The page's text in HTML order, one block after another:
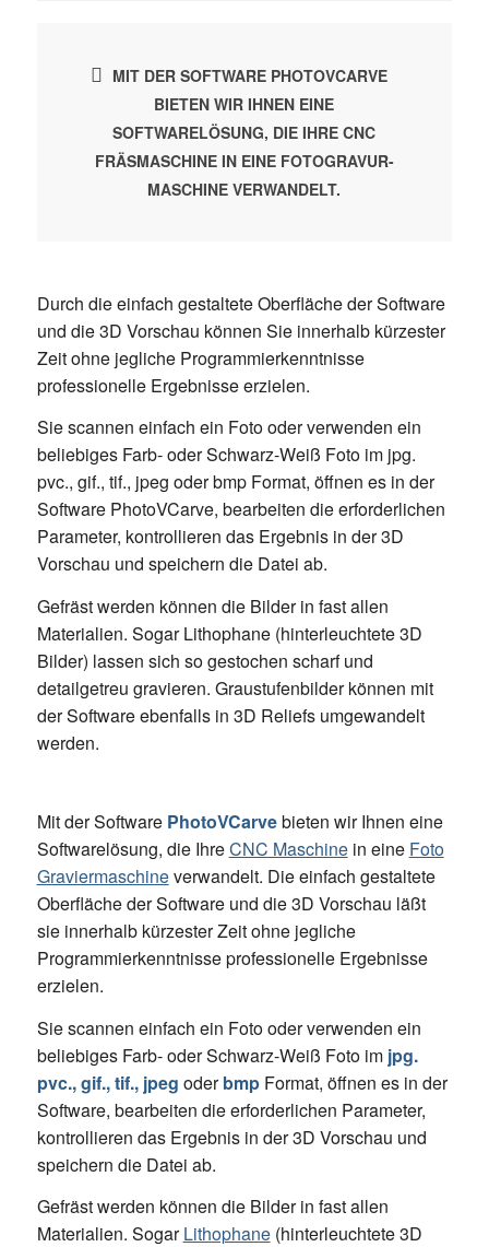
MIT DER SOFTWARE PHOTOVCARVE
BIETEN WIR IHNEN EINE
SOFTWARELÖSUNG, DIE IHRE CNC
FRÄSMASCHINE IN EINE FOTOGRAVUR-
MASCHINE VERWANDELT.
Durch die einfach gestaltete Oberfläche der Software
und die 3D Vorschau können Sie innerhalb kürzester
Zeit ohne jegliche Programmierkenntnisse
professionelle Ergebnisse erzielen.
Sie scannen einfach ein Foto oder verwenden ein
beliebiges Farb- oder Schwarz-Weiß Foto im jpg.
pvc., gif., tif., jpeg oder bmp Format, öffnen es in der
Software PhotoVCarve, bearbeiten die erforderlichen
Parameter, kontrollieren das Ergebnis in der 3D
Vorschau und speichern die Datei ab.
Gefräst werden können die Bilder in fast allen
Materialien. Sogar Lithophane (hinterleuchtete 3D
Bilder) lassen sich so gestochen scharf und
detailgetreu gravieren. Graustufenbilder können mit
der Software ebenfalls in 3D Reliefs umgewandelt
werden.
Mit der Software PhotoVCarvebieten wir Ihnen eine
Softwarelösung, die IhreCNC Maschinein eine Foto
Graviermaschineverwandelt. Die einfach gestaltete
Oberfläche der Software und die 3D Vorschau läßt
sie innerhalb kürzester Zeit ohne jegliche
Programmierkenntnisse professionelle Ergebnisse
erzielen.
Sie scannen einfach ein Foto oder verwenden ein
beliebiges Farb- oder Schwarz-Weiß Foto im jpg.
pvc., gif., tif., jpeg oderbmpFormat, öffnen es in der
Software, bearbeiten die erforderlichen Parameter,
kontrollieren das Ergebnis in der 3D Vorschau und
speichern die Datei ab.
Gefräst werden können die Bilder in fast allen
Materialien. SogarLithophane(hinterleuchtete 3D